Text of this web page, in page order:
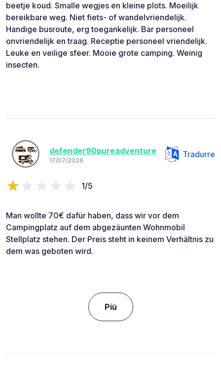
beetje koud. Smalle wegjes en kleine plots. Moeilijk
bereikbare weg. Niet fiets- of wandelvriendelijk.
Handige busroute, erg toegankelijk. Bar personeel
onvriendelijk en traag. Receptie personeel vriendelijk.
Leuke en veilige sfeer. Mooie grote camping. Weinig
insecten.
defender90pureadventure
17/07/2026
Tradurre
1/5
Man wollte 70€ dafür haben, dass wir vor dem
Campingplatz auf dem abgezäunten Wohnmobil
Stellplatz stehen. Der Preis steht in keinem Verhältnis zu
dem was geboten wird.
Più